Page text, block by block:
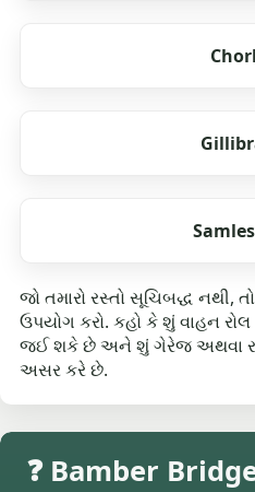
જો તમારો રસ્તો સૂચિબદ્ધ નથી,
ઉપયોગ કરો. કહો કે શું વાહન
જઈ શકે છે અને શું ગેરેજ અથવા
અસર કરે છે.
❓ Bamber